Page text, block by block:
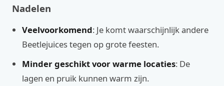
Nadelen
Veelvoorkomend: Je komt waarschijnlijk andere
Beetlejuices tegen op grote feesten.
Minder geschikt voor warme locaties: De
lagen en pruik kunnen warm zijn.